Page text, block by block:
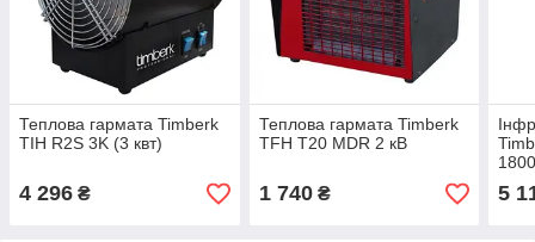
Теплова гармата Timberk
TIH R2S 3K (3 квт)
4 296 ₴
Теплова гармата Timberk
TFH T20 MDR 2 кВ
1 740₴ 5